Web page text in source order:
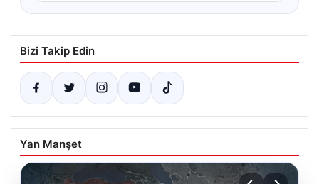
Bizi Takip Edin
Yan Manşet